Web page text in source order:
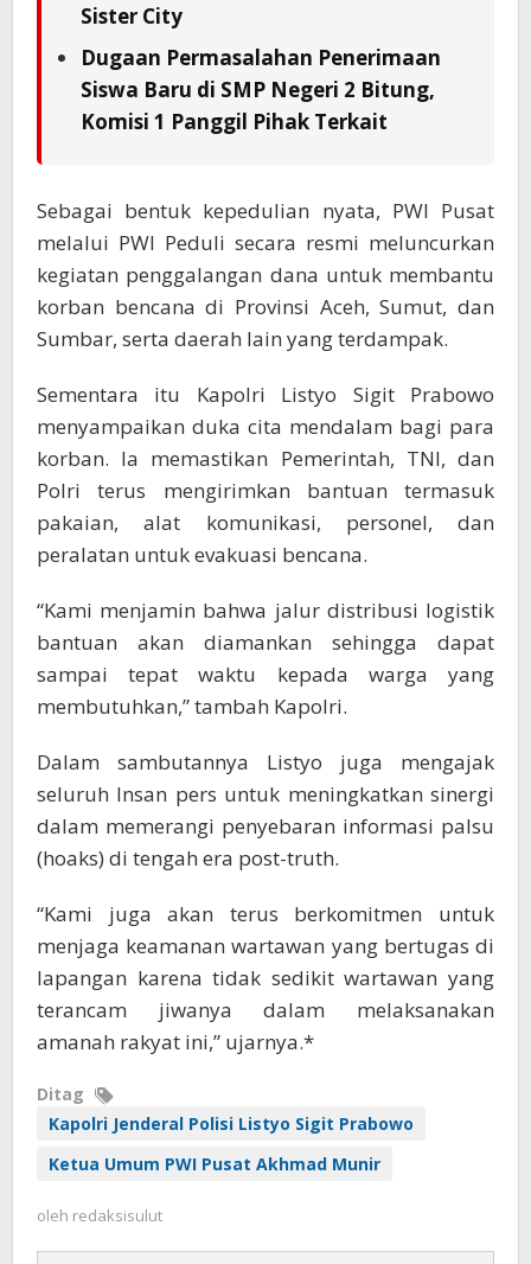
Sister City
Dugaan Permasalahan Penerimaan
Siswa Baru di SMP Negeri 2 Bitung,
Komisi 1 Panggil Pihak Terkait
Sebagai bentuk kepedulian nyata, PWI Pusat
melalui PWI Peduli secara resmi meluncurkan
kegiatan penggalangan dana untuk membantu
korban bencana di Provinsi Aceh, Sumut, dan
Sumbar, serta daerah lain yang terdampak.
Sementara itu Kapolri Listyo Sigit Prabowo
menyampaikan duka cita mendalam bagi para
korban. Ia memastikan Pemerintah, TNI, dan
Polri terus mengirimkan bantuan termasuk
pakaian, alat komunikasi, personel, dan
peralatan untuk evakuasi bencana.
“Kami menjamin bahwa jalur distribusi logistik
bantuan akan diamankan sehingga dapat
sampai tepat waktu kepada warga yang
membutuhkan,” tambah Kapolri.
Dalam sambutannya Listyo juga mengajak
seluruh Insan pers untuk meningkatkan sinergi
dalam memerangi penyebaran informasi palsu
(hoaks) di tengah era post-truth.
“Kami juga akan terus berkomitmen untuk
menjaga keamanan wartawan yang bertugas di
lapangan karena tidak sedikit wartawan yang
terancam jiwanya dalam melaksanakan
amanah rakyat ini,” ujarnya.*
Ditag
Kapolri Jenderal Polisi Listyo Sigit Prabowo
Ketua Umum PWI Pusat Akhmad Munir
oleh redaksisulut